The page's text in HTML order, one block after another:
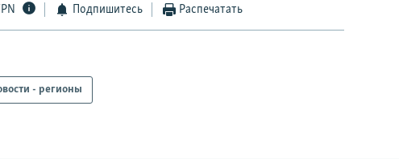
Подпишитесь Распечатать
- регионы